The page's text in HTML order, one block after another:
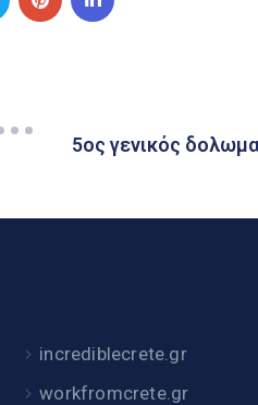
5ος γενικός
incrediblecrete.gr
workfromcrete.gr